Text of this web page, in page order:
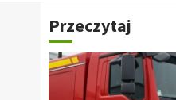
Przeczytaj